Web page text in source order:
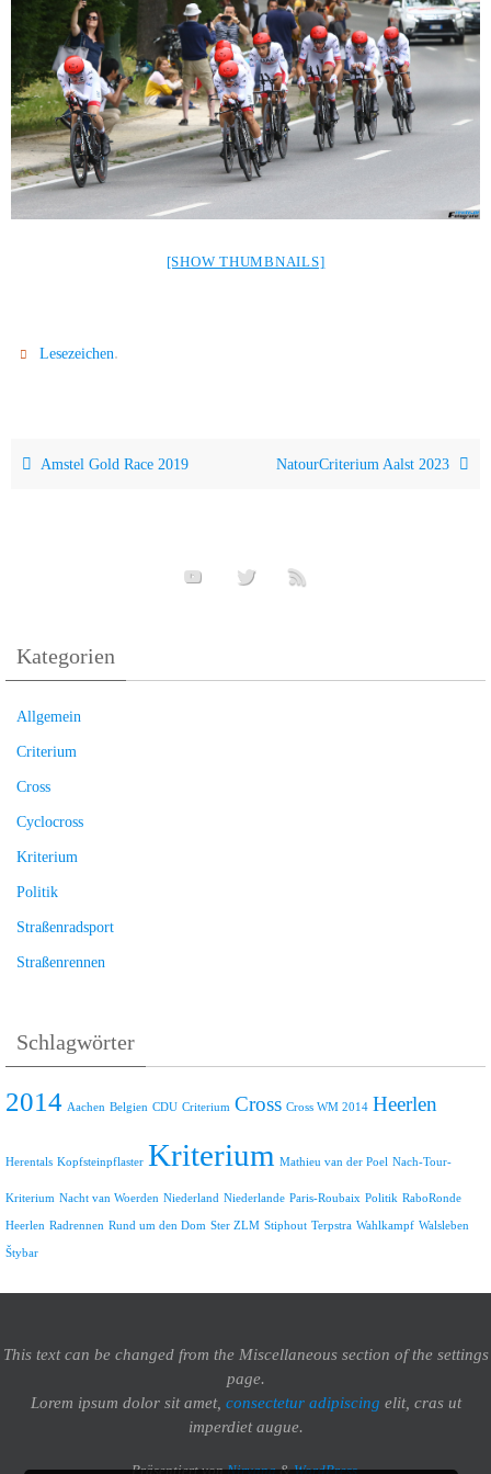
[SHOW THUMBNAILS]
Lesezeichen.
Amstel Gold Race 2019 NatourCriterium Aalst 2023
Kategorien
Allgemein
Criterium
Cross
Cyclocross
Kriterium
Politik
Straßenradsport
Straßenrennen
Schlagwörter
2014 Aachen Belgien CDU Criterium Cross Cross WM 2014 Heerlen
Herentals Kopfsteinpflaster Kriterium Mathieu van der Poel Nach-Tour-
Kriterium Nacht van Woerden Niederland Niederlande Paris-Roubaix Politik RaboRonde
Heerlen Radrennen Rund um den Dom Ster ZLM Stiphout Terpstra Wahlkampf Walsleben
Štybar
This text can be changed from the Miscellaneous section of the settings
page.
Lorem ipsum dolor sit amet, consectetur adipiscing elit, cras ut
imperdiet augue.
Präsentiert vonNirvana&WordPress.